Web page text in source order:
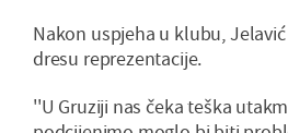
Nakon uspjeha u klubu,
dresu reprezentacije.
''U Gruziji nas čeka teška